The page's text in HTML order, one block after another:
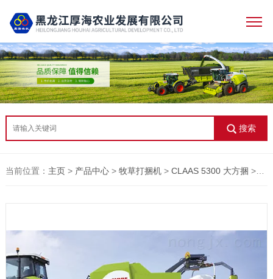
搜索
当前位置： 主页> 产品中心> 牧草打捆机> CLAAS 5300 大方捆 >全自动高密度牧草打捆机